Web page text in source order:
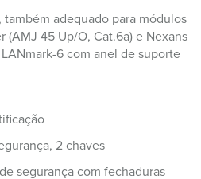
também adequado para módulos
(AMJ 45 Up/O, Cat.6a) e Nexans
6 com anel de suporte
2 chaves
segurança com fechaduras